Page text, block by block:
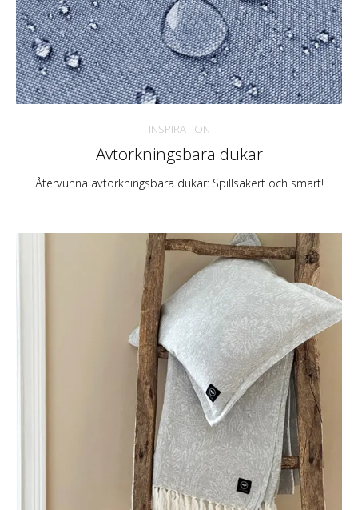
INSPIRATION
Avtorkningsbara dukar
Återvunna avtorkningsbara dukar: Spillsäkert och smart!